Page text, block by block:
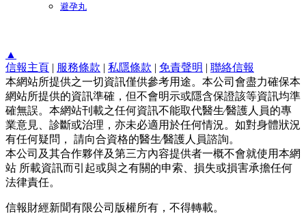
避孕丸
▲
信報主頁 | 服務條款 | 私隱條款 | 免責聲明 | 聯絡信報
本網站所提供之一切資訊僅供參考用途。本公司會盡力確保本
網站所提供的資訊準確，但不會明示或隱含保證該等資訊均準
確無誤。本網站刊載之任何資訊不能取代醫生∕醫護人員的專
業意見、診斷或治理，亦未必適用於任何情況。如對身體狀況
有任何疑問， 請向合資格的醫生∕醫護人員諮詢。
本公司及其合作夥伴及第三方內容提供者一概不會就使用本網
站 所載資訊而引起或與之有關的申索、損失或損害承擔任何
法律責任。
信報財經新聞有限公司版權所有，不得轉載。